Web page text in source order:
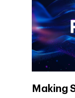
Making